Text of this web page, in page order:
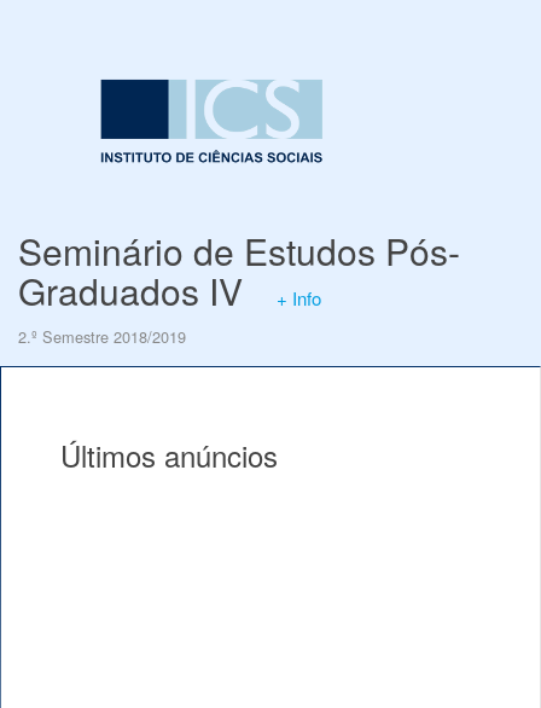
Seminário de Estudos Pós-
Graduados IV + Info
2.º Semestre 2018/2019
Últimos anúncios